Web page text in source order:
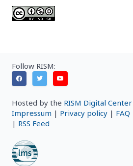
Follow RISM:
Hosted by the RISM Digital Center
Impressum | Privacy policy | FAQ
| RSS Feed